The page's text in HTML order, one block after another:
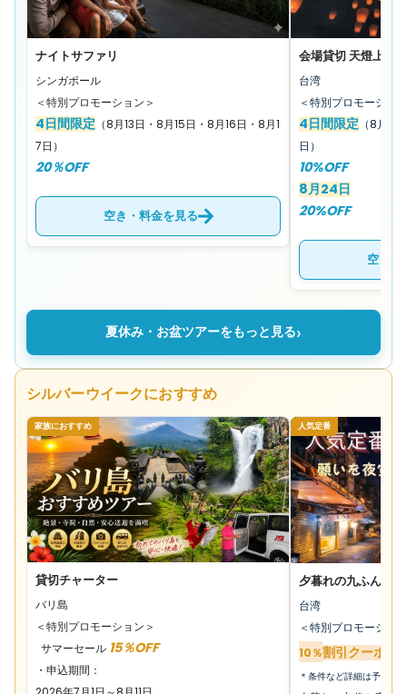
ナイトサファリ
シンガポール
＜特別プロモーション＞
4日間限定 （8月13日・8月15日・8月16日・8月1
7日）
20％OFF
空き・料金を見る
会場貸切 天燈上げ
台湾
＜特別プロモーショ
4日間限定 （8月1
日）
10%OFF
8月24日
20%OFF
空き・
夏休み・お盆ツアーをもっと見る›
シルバーウイークにおすすめ
家族におすすめ
貸切チャーター
バリ島
＜特別プロモーション＞
サマーセール 15％OFF
・申込期間：
人気定番
夕暮れの九ふんと
台湾
＜特別プロモーショ
10％割引クーポン
＊条件など詳細は予約画